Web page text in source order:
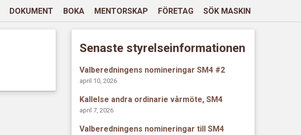
DOKUMENT BOKA MENTORSKAP FÖRETAG SÖK MASKIN
Senaste styrelseinformationen
Valberedningens nomineringar SM4 #2
april 10, 2026
Kallelse andra ordinarie vårmöte, SM4
april 7, 2026
Valberedningens nomineringar till SM4